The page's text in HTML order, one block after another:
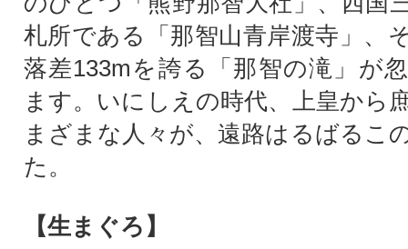
札所である「那智山青岸渡寺」、
落差133mを誇る「那智の滝」が
ます。いにしえの時代、上皇から
まざまな人々が、遠路はるばるこ
た。
【生まぐろ】